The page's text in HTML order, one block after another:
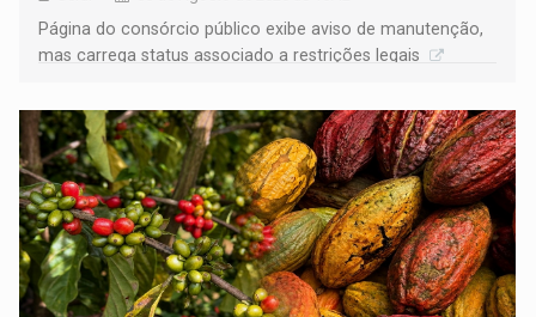
Página do consórcio público exibe aviso de manutenção,
mas carrega status associado a restrições legais